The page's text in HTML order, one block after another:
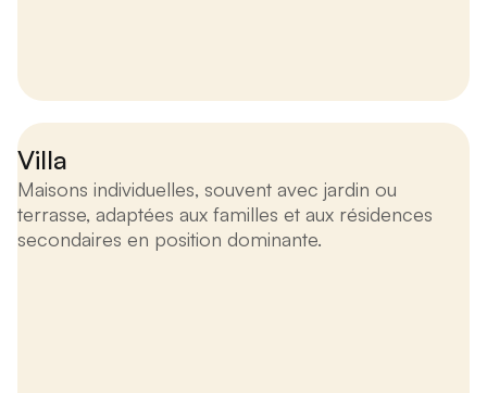
Villa
Maisons individuelles, souvent avec jardin ou
terrasse, adaptées aux familles et aux résidences
secondaires en position dominante.